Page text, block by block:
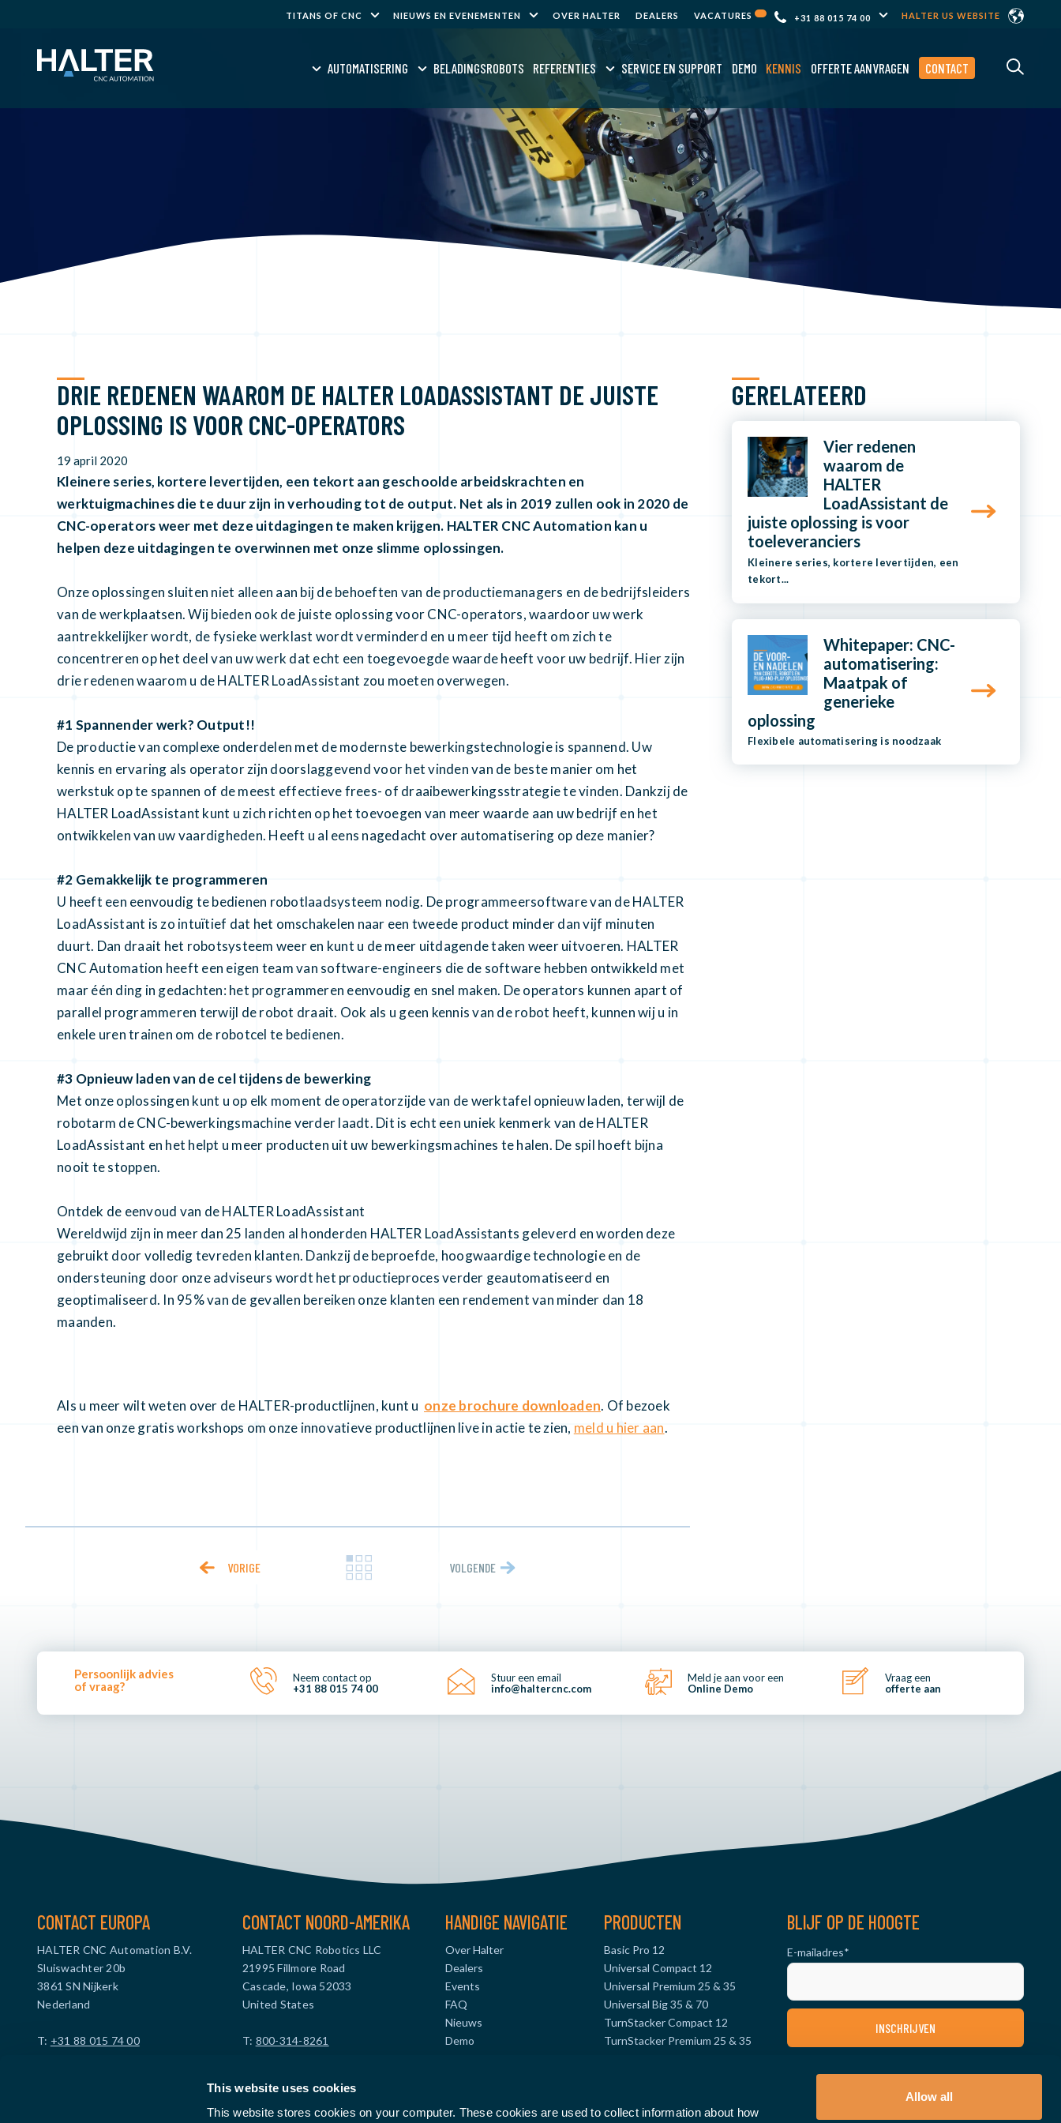
This website uses cookies
This website stores cookies on your computer. These cookies are used to collect information about how
Allow all
TITANS OF CNC NIEUWS EN EVENEMENTEN OVER HALTER DEALERS VACATURES +31 88 015 74 00 HALTER US WEBSITE
AUTOMATISERING BELADINGSROBOTS REFERENTIES SERVICE EN SUPPORT DEMO KENNIS OFFERTE AANVRAGEN CONTACT
DRIE REDENEN WAAROM DE HALTER LOADASSISTANT DE JUISTE
OPLOSSING IS VOOR CNC-OPERATORS
19 april 2020
Kleinere series, kortere levertijden, een tekort aan geschoolde arbeidskrachten en
werktuigmachines die te duur zijn in verhouding tot de output. Net als in 2019 zullen ook in 2020 de
CNC-operators weer met deze uitdagingen te maken krijgen. HALTER CNC Automation kan u
helpen deze uitdagingen te overwinnen met onze slimme oplossingen.
Onze oplossingen sluiten niet alleen aan bij de behoeften van de productiemanagers en de bedrijfsleiders
van de werkplaatsen. Wij bieden ook de juiste oplossing voor CNC-operators, waardoor uw werk
aantrekkelijker wordt, de fysieke werklast wordt verminderd en u meer tijd heeft om zich te
concentreren op het deel van uw werk dat echt een toegevoegde waarde heeft voor uw bedrijf. Hier zijn
drie redenen waarom u de HALTER LoadAssistant zou moeten overwegen.
#1 Spannender werk? Output!!
De productie van complexe onderdelen met de modernste bewerkingstechnologie is spannend. Uw
kennis en ervaring als operator zijn doorslaggevend voor het vinden van de beste manier om het
werkstuk op te spannen of de meest effectieve frees- of draaibewerkingsstrategie te vinden. Dankzij de
HALTER LoadAssistant kunt u zich richten op het toevoegen van meer waarde aan uw bedrijf en het
ontwikkelen van uw vaardigheden. Heeft u al eens nagedacht over automatisering op deze manier?
#2 Gemakkelijk te programmeren
U heeft een eenvoudig te bedienen robotlaadsysteem nodig. De programmeersoftware van de HALTER
LoadAssistant is zo intuïtief dat het omschakelen naar een tweede product minder dan vijf minuten
duurt. Dan draait het robotsysteem weer en kunt u de meer uitdagende taken weer uitvoeren. HALTER
CNC Automation heeft een eigen team van software-engineers die de software hebben ontwikkeld met
maar één ding in gedachten: het programmeren eenvoudig en snel maken. De operators kunnen apart of
parallel programmeren terwijl de robot draait. Ook als u geen kennis van de robot heeft, kunnen wij u in
enkele uren trainen om de robotcel te bedienen.
#3 Opnieuw laden van de cel tijdens de bewerking
Met onze oplossingen kunt u op elk moment de operatorzijde van de werktafel opnieuw laden, terwijl de
robotarm de CNC-bewerkingsmachine verder laadt. Dit is echt een uniek kenmerk van de HALTER
LoadAssistant en het helpt u meer producten uit uw bewerkingsmachines te halen. De spil hoeft bijna
nooit te stoppen.
Ontdek de eenvoud van de HALTER LoadAssistant
Wereldwijd zijn in meer dan 25 landen al honderden HALTER LoadAssistants geleverd en worden deze
gebruikt door volledig tevreden klanten. Dankzij de beproefde, hoogwaardige technologie en de
ondersteuning door onze adviseurs wordt het productieproces verder geautomatiseerd en
geoptimaliseerd. In 95% van de gevallen bereiken onze klanten een rendement van minder dan 18
maanden.
Als u meer wilt weten over de HALTER-productlijnen, kunt u onze brochure downloaden. Of bezoek
een van onze gratis workshops om onze innovatieve productlijnen live in actie te zien, meld u hier aan.
VORIGE VOLGENDE
GERELATEERD
Vier redenen
waarom de
HALTER
LoadAssistant de
juiste oplossing is voor
toeleveranciers
Kleinere series, kortere levertijden, een
tekort...
Whitepaper: CNC-
automatisering:
Maatpak of
generieke
oplossing
Flexibele automatisering is noodzaak
Persoonlijk advies
of vraag?
Neem contact op
+31 88 015 74 00
Stuur een email
info@haltercnc.com
Meld je aan voor een
Online Demo
Vraag een
offerte aan
CONTACT EUROPA
HALTER CNC Automation B.V.
Sluiswachter 20b
3861 SN Nijkerk
Nederland
T: +31 88 015 74 00
CONTACT NOORD-AMERIKA
HALTER CNC Robotics LLC
21995 Fillmore Road
Cascade, Iowa 52033
United States
T: 800-314-8261
BTW-nr.: US473961908
HANDIGE NAVIGATIE
Over Halter
Dealers
Events
FAQ
Nieuws
Demo
PRODUCTEN
Basic Pro 12
Universal Compact 12
Universal Premium 25 & 35
Universal Big 35 & 70
TurnStacker Compact 12
TurnStacker Premium 25 & 35
BLIJF OP DE HOOGTE
E-mailadres*